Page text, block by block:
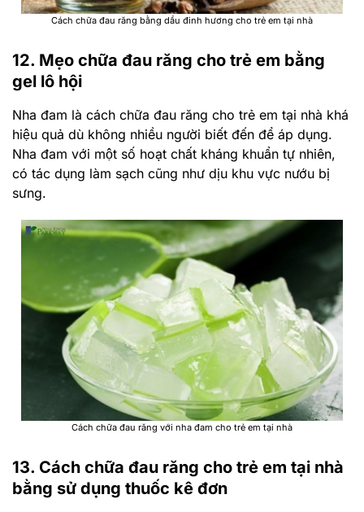
Cách chữa đau răng bằng dầu đinh hương cho trẻ em tại nhà
12. Mẹo chữa đau răng cho trẻ em bằng
gel lô hội
Nha đam là cách chữa đau răng cho trẻ em tại nhà khá
hiệu quả dù không nhiều người biết đến để áp dụng.
Nha đam với một số hoạt chất kháng khuẩn tự nhiên,
có tác dụng làm sạch cũng như dịu khu vực nướu bị
sưng.
Cách chữa đau răng với nha đam cho trẻ em tại nhà
13. Cách chữa đau răng cho trẻ em tại nhà
bằng sử dụng thuốc kê đơn